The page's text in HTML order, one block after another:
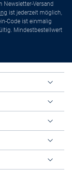
Newsletter-Versand
ist jederzeit möglich,
Code ist einmalig
Mindestbestellwert